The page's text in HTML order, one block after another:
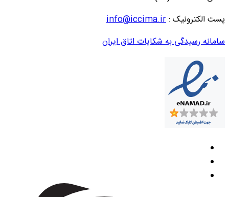
پست الکترونیک :info@iccima.ir
سامانه رسیدگی به شکایات اتاق ایران